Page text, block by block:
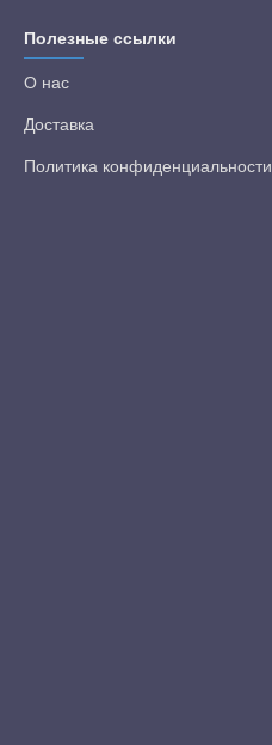
Полезные ссылки
О нас
Доставка
Политика конфиденциальности